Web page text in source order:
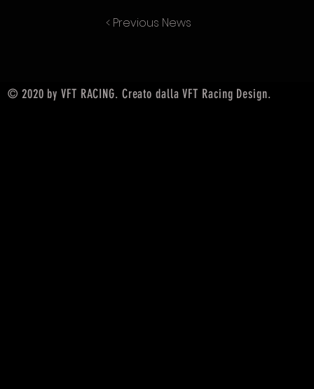
< Previous News
© 2020 by VFT RACING. Creato dalla VFT Racing Design.